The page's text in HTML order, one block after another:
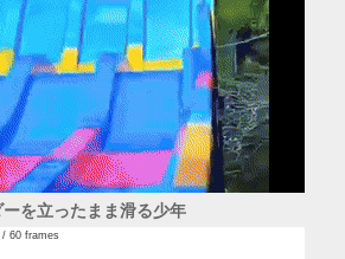
を立ったまま滑る少年
60 frames